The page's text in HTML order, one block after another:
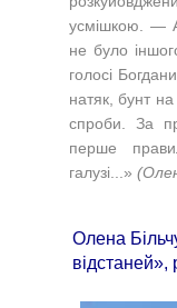
усмішкою. —
не було
голосі
натяк, бунт
спроби. За
перше
галузі...»
Олена
відстаней»,